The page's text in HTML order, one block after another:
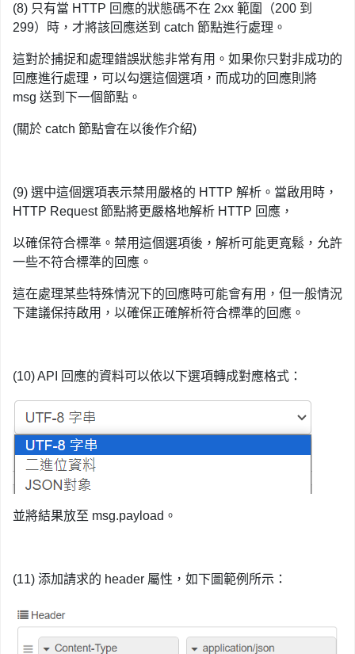
(8) 只有當 HTTP 回應的狀態碼不在 2xx 範圍（200 到
299）時，才將該回應送到 catch 節點進行處理。
這對於捕捉和處理錯誤狀態非常有用。如果你只對非成功的
回應進行處理，可以勾選這個選項，而成功的回應則將
msg 送到下一個節點。
(關於 catch 節點會在以後作介紹)
(9) 選中這個選項表示禁用嚴格的 HTTP 解析。當啟用時，
HTTP Request 節點將更嚴格地解析 HTTP 回應，
以確保符合標準。禁用這個選項後，解析可能更寬鬆，允許
一些不符合標準的回應。
這在處理某些特殊情況下的回應時可能會有用，但一般情況
下建議保持啟用，以確保正確解析符合標準的回應。
(10) API 回應的資料可以依以下選項轉成對應格式：
並將結果放至 msg.payload。
(11) 添加請求的 header 屬性，如下圖範例所示：